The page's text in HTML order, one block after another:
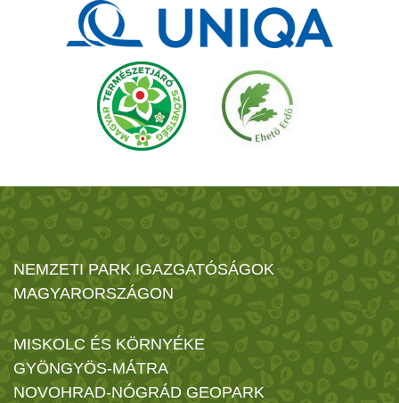
NEMZETI PARK IGAZGATÓSÁGOK
MAGYARORSZÁGON
MISKOLC ÉS KÖRNYÉKE
GYÖNGYÖS-MÁTRA
NOVOHRAD-NÓGRÁD GEOPARK